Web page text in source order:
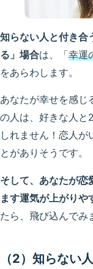
知らない人と付き合
る」場合は、「幸運
をあらわします。
あなたが幸せを感じ
の人は、好きな人と
しれません！恋人
とがありそうです。
そして、あなたが恋
ます運気が上がりや
たら、飛び込んでみ
（2）知らない